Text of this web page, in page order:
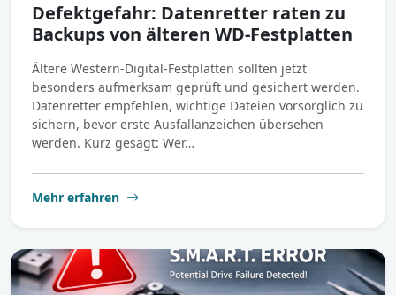
Defektgefahr: Datenretter raten zu
Backups von älteren WD-Festplatten
Ältere Western-Digital-Festplatten sollten jetzt
besonders aufmerksam geprüft und gesichert werden.
Datenretter empfehlen, wichtige Dateien vorsorglich zu
sichern, bevor erste Ausfallanzeichen übersehen
werden. Kurz gesagt: Wer…
Mehr erfahren